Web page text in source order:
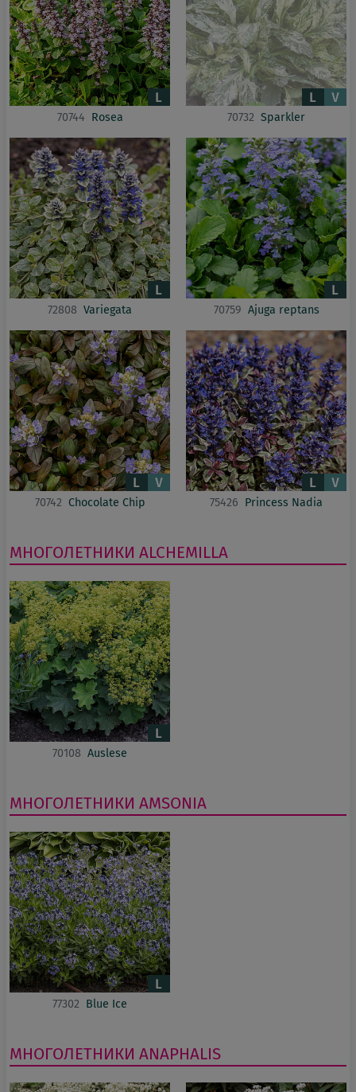
70744 Rosea 70732 Sparkler
72808 Variegata 70759 Ajuga reptans
70742 Chocolate Chip 75426 Princess Nadia
МНОГОЛЕТНИКИ ALCHEMILLA
70108 Auslese
МНОГОЛЕТНИКИ AMSONIA
77302 Blue Ice
МНОГОЛЕТНИКИ ANAPHALIS